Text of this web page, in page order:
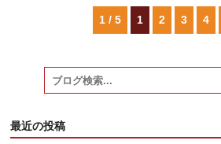
1 / 5 1 2 3 4
最近の投稿